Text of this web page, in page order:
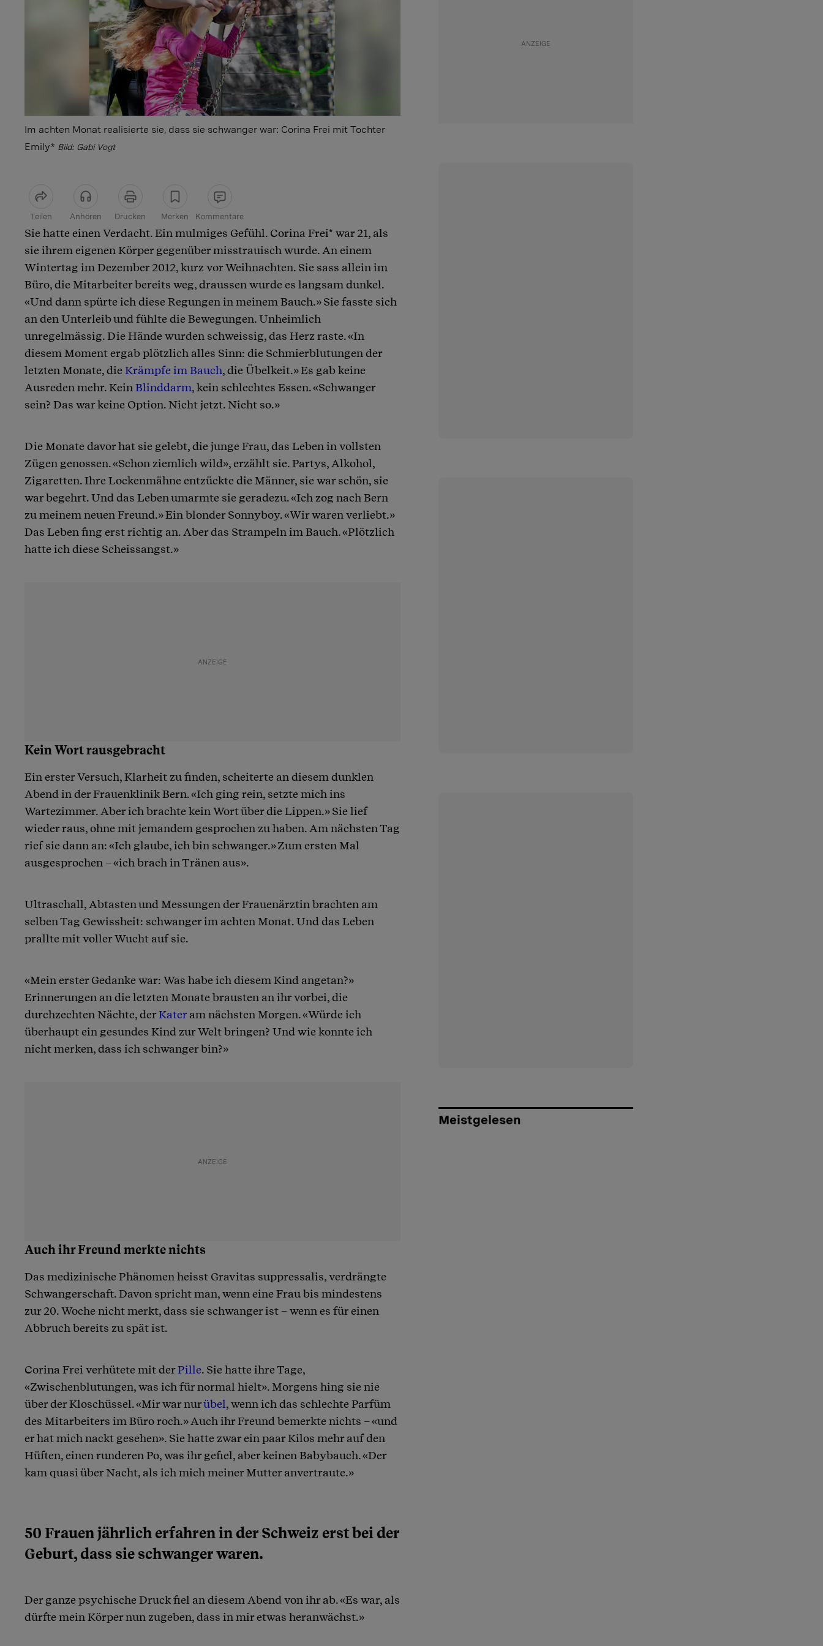
Im achten Monat realisierte sie, dass sie schwanger war: Corina Frei mit Tochter
Emily* Bild: Gabi Vogt
Teilen Anhören Drucken Merken Kommentare
Artikel teilen
Sie hatte einen Verdacht. Ein mulmiges Gefühl. Corina Frei* war 21, als
sie ihrem eigenen Körper gegenüber misstrauisch wurde. An einem
Wintertag im Dezember 2012, kurz vor Weihnachten. Sie sass allein im
Büro, die Mitarbeiter bereits weg, draussen wurde es langsam dunkel.
«Und dann spürte ich diese Regungen in meinem Bauch.» Sie fasste sich
an den Unterleib und fühlte die Bewegungen. Unheimlich
unregelmässig. Die Hände wurden schweissig, das Herz raste. «In
diesem Moment ergab plötzlich alles Sinn: die Schmierblutungen der
letzten Monate, dieKrämpfe im Bauch, die Übelkeit.» Es gab keine
Ausreden mehr. Kein Blinddarm, kein schlechtes Essen. «Schwanger
sein? Das war keine Option. Nicht jetzt. Nicht so.»
Die Monate davor hat sie gelebt, die junge Frau, das Leben in vollsten
Zügen genossen. «Schon ziemlich wild», erzählt sie. Partys, Alkohol,
Zigaretten. Ihre Lockenmähne entzückte die Männer, sie war schön, sie
war begehrt. Und das Leben umarmte sie geradezu. «Ich zog nach Bern
zu meinem neuen Freund.» Ein blonder Sonnyboy. «Wir waren verliebt.»
Das Leben fing erst richtig an. Aber das Strampeln im Bauch. «Plötzlich
hatte ich diese Scheissangst.»
Kein Wort rausgebracht
Ein erster Versuch, Klarheit zu finden, scheiterte an diesem dunklen
Abend in der Frauenklinik Bern. «Ich ging rein, setzte mich ins
Wartezimmer. Aber ich brachte kein Wort über die Lippen.» Sie lief
wieder raus, ohne mit jemandem gesprochen zu haben. Am nächsten Tag
rief sie dann an: «Ich glaube, ich bin schwanger.» Zum ersten Mal
ausgesprochen – «ich brach in Tränen aus».
Ultraschall, Abtasten und Messungen der Frauenärztin brachten am
selben Tag Gewissheit: schwanger im achten Monat. Und das Leben
prallte mit voller Wucht auf sie.
«Mein erster Gedanke war: Was habe ich diesem Kind angetan?»
Erinnerungen an die letzten Monate brausten an ihr vorbei, die
durchzechten Nächte, derKateram nächsten Morgen. «Würde ich
überhaupt ein gesundes Kind zur Welt bringen? Und wie konnte ich
nicht merken, dass ich schwanger bin?»
Auch ihr Freund merkte nichts
Das medizinische Phänomen heisst Gravitas suppressalis, verdrängte
Schwangerschaft. Davon spricht man, wenn eine Frau bis mindestens
zur 20. Woche nicht merkt, dass sie schwanger ist – wenn es für einen
Abbruch bereits zu spät ist.
Corina Frei verhütete mit derPille. Sie hatte ihre Tage,
«Zwischenblutungen, was ich für normal hielt». Morgens hing sie nie
über der Kloschüssel. «Mir war nurübel, wenn ich das schlechte Parfüm
des Mitarbeiters im Büro roch.» Auch ihr Freund bemerkte nichts – «und
er hat mich nackt gesehen». Sie hatte zwar ein paar Kilos mehr auf den
Hüften, einen runderen Po, was ihr gefiel, aber keinen Babybauch. «Der
kam quasi über Nacht, als ich mich meiner Mutter anvertraute.»
50 Frauen jährlich erfahren in der Schweiz erst bei der
Geburt, dass sie schwanger waren.
Der ganze psychische Druck fiel an diesem Abend von ihr ab. «Es war, als
dürfte mein Körper nun zugeben, dass in mir etwas heranwächst.»
Meistgelesen